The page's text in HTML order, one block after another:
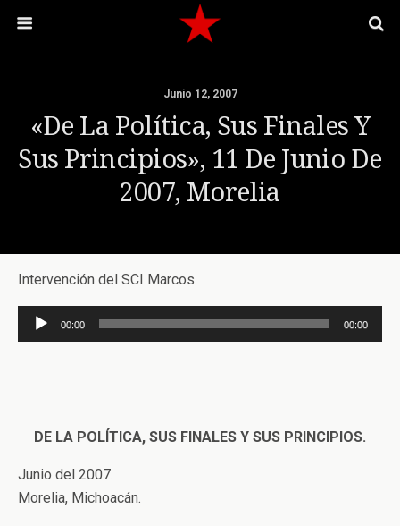
Junio 12, 2007
«De La Política, Sus Finales Y
Sus Principios», 11 De Junio De
2007, Morelia
Intervención del SCI Marcos
Reproductor
de
00:00 00:00
DE LA POLÍTICA, SUS FINALES Y SUS PRINCIPIOS.
Junio del 2007.
Morelia, Michoacán.